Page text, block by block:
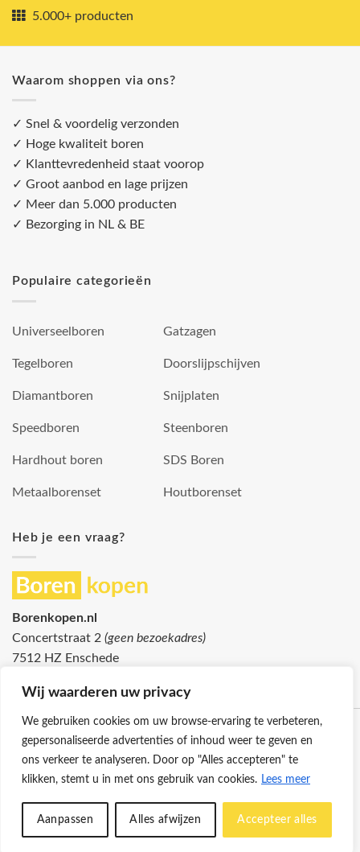
Wij waarderen uw privacy
We gebruiken cookies om uw browse-ervaring te verbeteren,
gepersonaliseerde advertenties of inhoud weer te geven en
ons verkeer te analyseren. Door op "Alles accepteren" te
klikken, stemt u in met ons gebruik van cookies. Lees meer
Aanpassen Alles afwijzen Accepteer alles
5.000+ producten
Waarom shoppen via ons?
✓ Snel & voordelig verzonden
✓ Hoge kwaliteit boren
✓ Klanttevredenheid staat voorop
✓ Groot aanbod en lage prijzen
✓ Meer dan 5.000 producten
✓ Bezorging in NL & BE
Populaire categorieën
Universeelboren
Tegelboren
Diamantboren
Speedboren
Hardhout boren
Metaalborenset
Gatzagen
Doorslijpschijven
Snijplaten
Steenboren
SDS Boren
Houtborenset
Heb je een vraag?
Borenkopen.nl
Concertstraat 2 (geen bezoekadres)
7512 HZ Enschede